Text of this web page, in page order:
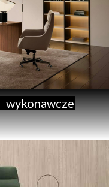
wykonawcze